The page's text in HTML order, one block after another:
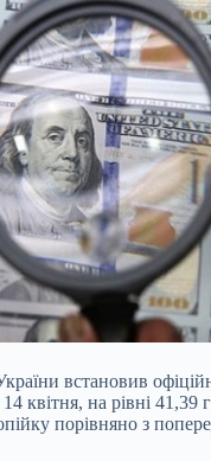
встановив
квітня, на рівні 41,39
порівняно з